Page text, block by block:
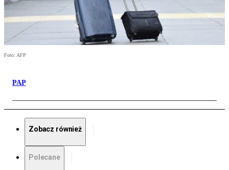
Foto: AFP
PAP
Zobacz również
Polecane